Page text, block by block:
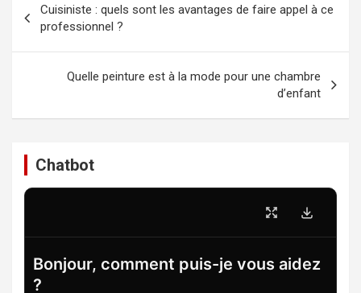
de
l’article
Cuisiniste : quels sont les avantages de faire appel à ce
professionnel ?
Quelle peinture est à la mode pour une chambre
d’enfant
Chatbot
Bonjour, comment puis-je vous aidez
?